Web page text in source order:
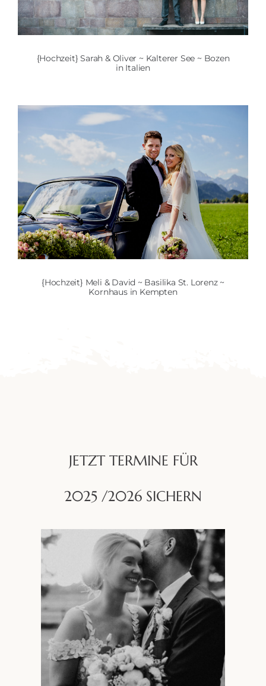
{Hochzeit} Sarah & Oliver ~ Kalterer See ~ Bozen
in Italien
{Hochzeit} Meli & David ~ Basilika St. Lorenz ~
Kornhaus in Kempten
JETZT TERMINE FÜR
2025 /2026 SICHERN